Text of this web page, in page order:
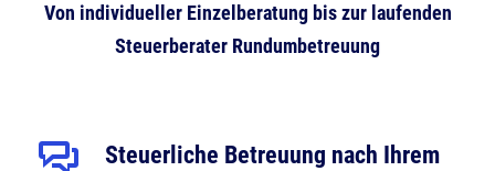
Von individueller Einzelberatung bis zur laufenden
Steuerberater Rundumbetreuung
Steuerliche Betreuung nach Ihrem